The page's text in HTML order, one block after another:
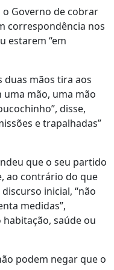
Governo de cobrar
correspondência nos
estarem “em
duas mãos tira aos
mão, uma mão
disse,
e trapalhadas”
que o seu partido
ao contrário do que
inicial, “não
medidas”,
saúde ou
podem negar que o